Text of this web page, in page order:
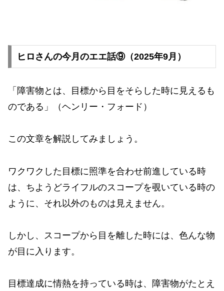
ヒロさんの今月のエエ話⑨（2025年9月）
「障害物とは、目標から目をそらした時に見えるも
のである」（ヘンリー・フォード）
この文章を解説してみましょう。
ワクワクした目標に照準を合わせ前進している時
は、ちようどライフルのスコープを覗いている時の
ように、それ以外のものは見えません。
しかし、スコープから目を離した時には、色んな物
が目に入ります。
目標達成に情熱を持っている時は、障害物がたとえ